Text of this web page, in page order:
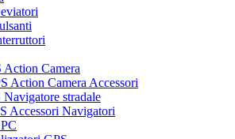
Camera
Action Camera Accessori
stradale
Accessori Navigatori